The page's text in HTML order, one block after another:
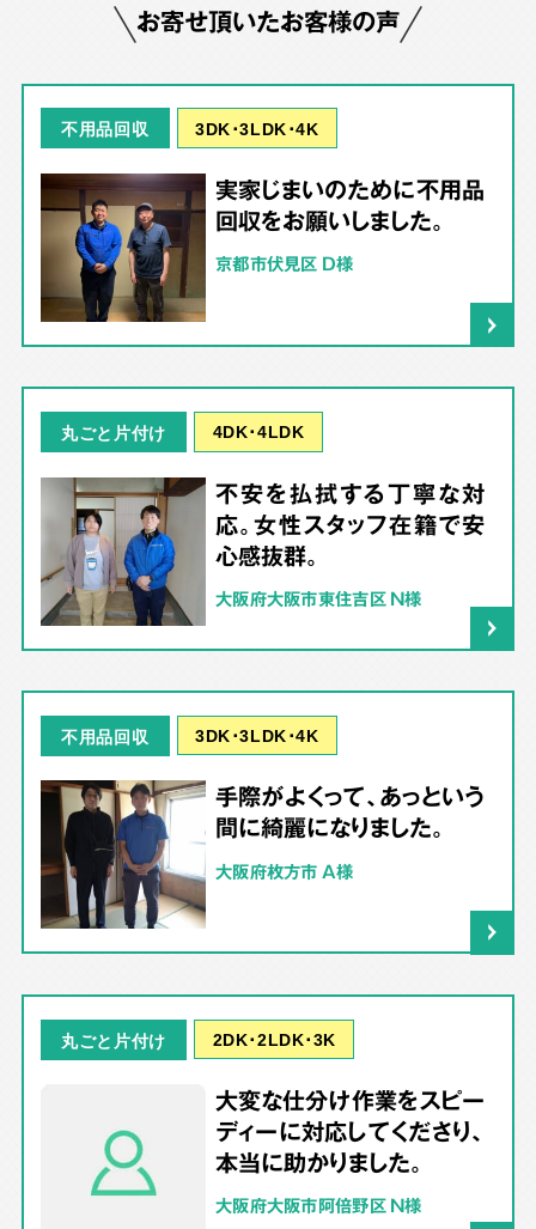
お寄せ頂いたお客様の声
不用品回収 3DK･3LDK･4K
実家じまいのために不用品
回収をお願いしました。
京都市伏見区 D様
丸ごと片付け 4DK･4LDK
不安を払拭する丁寧な対
応。女性スタッフ在籍で安
心感抜群。
大阪府大阪市東住吉区 N様
不用品回収 3DK･3LDK･4K
手際がよくって、あっという
間に綺麗になりました。
大阪府枚方市 A様
丸ごと片付け 2DK･2LDK･3K
大変な仕分け作業をスピー
ディーに対応してくださり、
本当に助かりました。
大阪府大阪市阿倍野区 N様